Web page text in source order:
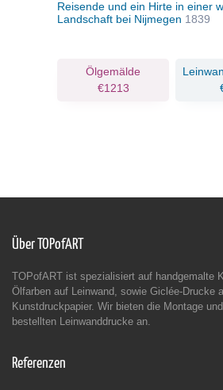
Reisende und ein Hirte in einer
Landschaft bei Nijmegen 1839
Ölgemälde
€1213
Über TOPofART
TOPofART ist spezialisiert auf handgemalte
Ölfarben auf Leinwand, sowie Giclée-Drucke
Kunstdruckpapier. Wir bieten die Montage
bestellten Leinwanddrucke an.
Referenzen